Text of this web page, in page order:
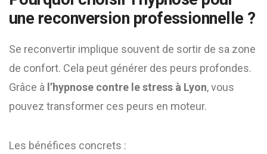
une reconversion professionnelle ?
Se reconvertir implique souvent de sortir de sa zone
de confort. Cela peut générer des peurs profondes.
Grâce à l’hypnose contre le stress à Lyon, vous
pouvez transformer ces peurs en moteur.
Les bénéfices concrets :